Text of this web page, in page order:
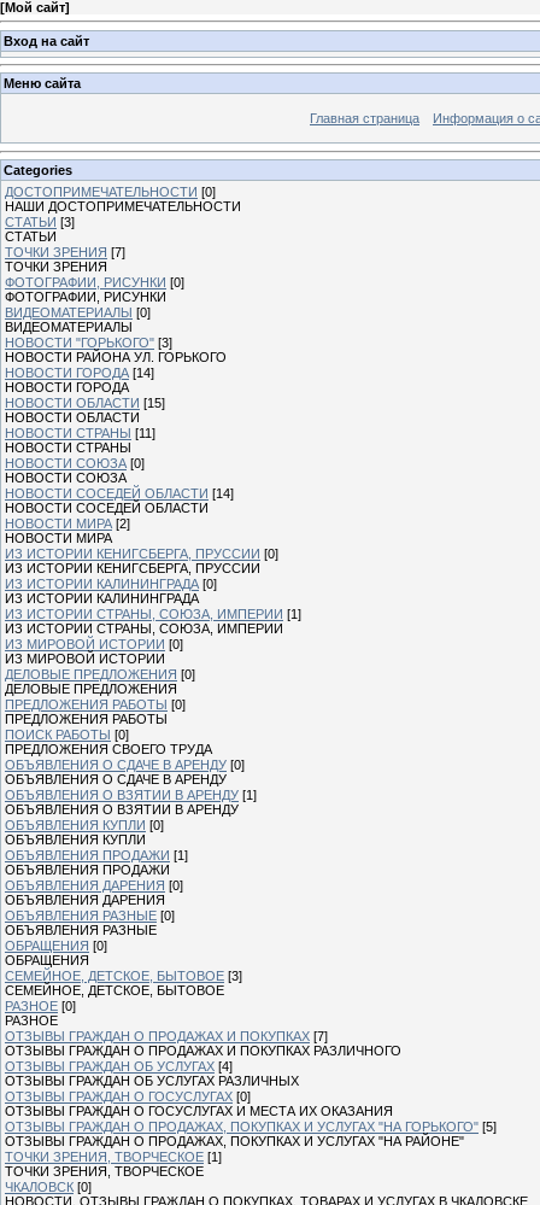
[Мой сайт]
Вход на сайт
Меню сайта
Главная страница Информация о
Categories
ДОСТОПРИМЕЧАТЕЛЬНОСТИ [0]
НАШИ ДОСТОПРИМЕЧАТЕЛЬНОСТИ
СТАТЬИ [3]
СТАТЬИ
ТОЧКИ ЗРЕНИЯ [7]
ТОЧКИ ЗРЕНИЯ
ФОТОГРАФИИ, РИСУНКИ [0]
ФОТОГРАФИИ, РИСУНКИ
ВИДЕОМАТЕРИАЛЫ [0]
ВИДЕОМАТЕРИАЛЫ
НОВОСТИ "ГОРЬКОГО" [3]
НОВОСТИ РАЙОНА УЛ. ГОРЬКОГО
НОВОСТИ ГОРОДА [14]
НОВОСТИ ГОРОДА
НОВОСТИ ОБЛАСТИ [15]
НОВОСТИ ОБЛАСТИ
НОВОСТИ СТРАНЫ [11]
НОВОСТИ СТРАНЫ
НОВОСТИ СОЮЗА [0]
НОВОСТИ СОЮЗА
НОВОСТИ СОСЕДЕЙ ОБЛАСТИ [14]
НОВОСТИ СОСЕДЕЙ ОБЛАСТИ
НОВОСТИ МИРА [2]
НОВОСТИ МИРА
ИЗ ИСТОРИИ КЕНИГСБЕРГА, ПРУССИИ [0]
ИЗ ИСТОРИИ КЕНИГСБЕРГА, ПРУССИИ
ИЗ ИСТОРИИ КАЛИНИНГРАДА [0]
ИЗ ИСТОРИИ КАЛИНИНГРАДА
ИЗ ИСТОРИИ СТРАНЫ, СОЮЗА, ИМПЕРИИ [1]
ИЗ ИСТОРИИ СТРАНЫ, СОЮЗА, ИМПЕРИИ
ИЗ МИРОВОЙ ИСТОРИИ [0]
ИЗ МИРОВОЙ ИСТОРИИ
ДЕЛОВЫЕ ПРЕДЛОЖЕНИЯ [0]
ДЕЛОВЫЕ ПРЕДЛОЖЕНИЯ
ПРЕДЛОЖЕНИЯ РАБОТЫ [0]
ПРЕДЛОЖЕНИЯ РАБОТЫ
ПОИСК РАБОТЫ [0]
ПРЕДЛОЖЕНИЯ СВОЕГО ТРУДА
ОБЪЯВЛЕНИЯ О СДАЧЕ В АРЕНДУ [0]
ОБЪЯВЛЕНИЯ О СДАЧЕ В АРЕНДУ
ОБЪЯВЛЕНИЯ О ВЗЯТИИ В АРЕНДУ [1]
ОБЪЯВЛЕНИЯ О ВЗЯТИИ В АРЕНДУ
ОБЪЯВЛЕНИЯ КУПЛИ [0]
ОБЪЯВЛЕНИЯ КУПЛИ
ОБЪЯВЛЕНИЯ ПРОДАЖИ [1]
ОБЪЯВЛЕНИЯ ПРОДАЖИ
ОБЪЯВЛЕНИЯ ДАРЕНИЯ [0]
ОБЪЯВЛЕНИЯ ДАРЕНИЯ
ОБЪЯВЛЕНИЯ РАЗНЫЕ [0]
ОБЪЯВЛЕНИЯ РАЗНЫЕ
ОБРАЩЕНИЯ [0]
ОБРАЩЕНИЯ
СЕМЕЙНОЕ, ДЕТСКОЕ, БЫТОВОЕ [3]
СЕМЕЙНОЕ, ДЕТСКОЕ, БЫТОВОЕ
РАЗНОЕ [0]
РАЗНОЕ
ОТЗЫВЫ ГРАЖДАН О ПРОДАЖАХ И ПОКУПКАХ [7]
ОТЗЫВЫ ГРАЖДАН О ПРОДАЖАХ И ПОКУПКАХ РАЗЛИЧНОГО
ОТЗЫВЫ ГРАЖДАН ОБ УСЛУГАХ [4]
ОТЗЫВЫ ГРАЖДАН ОБ УСЛУГАХ РАЗЛИЧНЫХ
ОТЗЫВЫ ГРАЖДАН О ГОСУСЛУГАХ [0]
ОТЗЫВЫ ГРАЖДАН О ГОСУСЛУГАХ И МЕСТА ИХ ОКАЗАНИЯ
ОТЗЫВЫ ГРАЖДАН О ПРОДАЖАХ, ПОКУПКАХ И УСЛУГАХ "НА ГОРЬКОГО" [5]
ОТЗЫВЫ ГРАЖДАН О ПРОДАЖАХ, ПОКУПКАХ И УСЛУГАХ "НА РАЙОНЕ"
ТОЧКИ ЗРЕНИЯ, ТВОРЧЕСКОЕ [1]
ТОЧКИ ЗРЕНИЯ, ТВОРЧЕСКОЕ
ЧКАЛОВСК [0]
НОВОСТИ, ОТЗЫВЫ ГРАЖДАН О ПОКУПКАХ, ТОВАРАХ И УСЛУГАХ В ЧКАЛОВСКЕ